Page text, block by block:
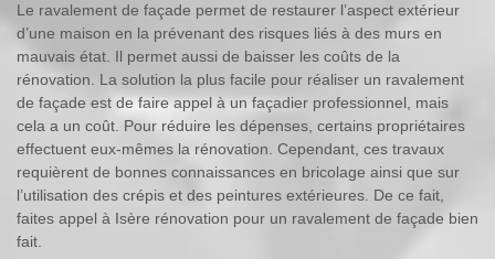
Le ravalement de façade permet de restaurer l’aspect extérieur
d’une maison en la prévenant des risques liés à des murs en
mauvais état. Il permet aussi de baisser les coûts de la
rénovation. La solution la plus facile pour réaliser un ravalement
de façade est de faire appel à un façadier professionnel, mais
cela a un coût. Pour réduire les dépenses, certains propriétaires
effectuent eux-mêmes la rénovation. Cependant, ces travaux
requièrent de bonnes connaissances en bricolage ainsi que sur
l’utilisation des crépis et des peintures extérieures. De ce fait,
faites appel à Isère rénovation pour un ravalement de façade bien
fait.